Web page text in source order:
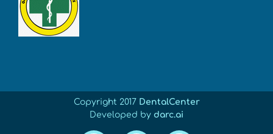
Copyright 2017 DentalCenter
Developed by darc.ai